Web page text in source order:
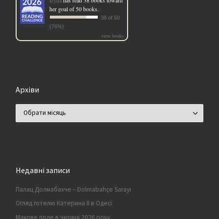
her goal of 50 books.
38 of 50
(76%)
view books
Архіви
Недавні записи
Палац Долмабахче – Dolmabahçe Sarayı
Огляд готелю Катерина II в Одесі
Макове поле в червні 2026 року